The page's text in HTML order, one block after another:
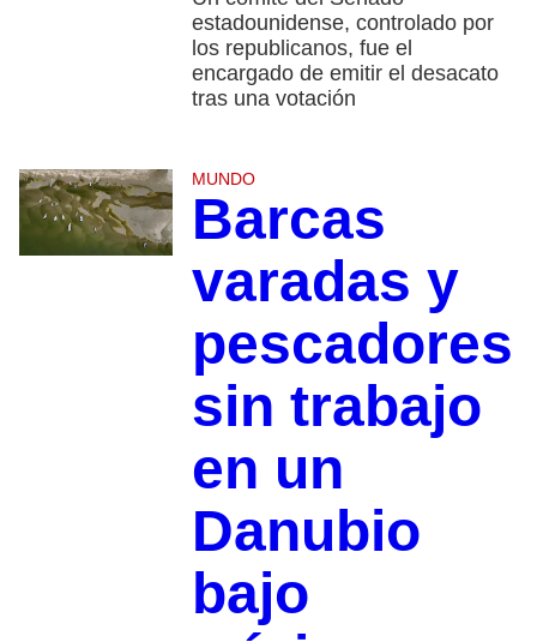
estadounidense, controlado por
los republicanos, fue el
encargado de emitir el desacato
tras una votación
MUNDO
Barcas
varadas y
pescadores
sin trabajo
en un
Danubio
bajo